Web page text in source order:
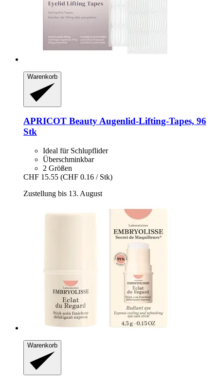
Warenkorb
APRICOT BeautyAugenlid-​Lifting-​Tapes, 96
Stk
Ideal für Schlupflider
Überschminkbar
2 Größen
CHF 15.55 (CHF 0.16 / Stk)
Zustellung bis 13. August
Warenkorb